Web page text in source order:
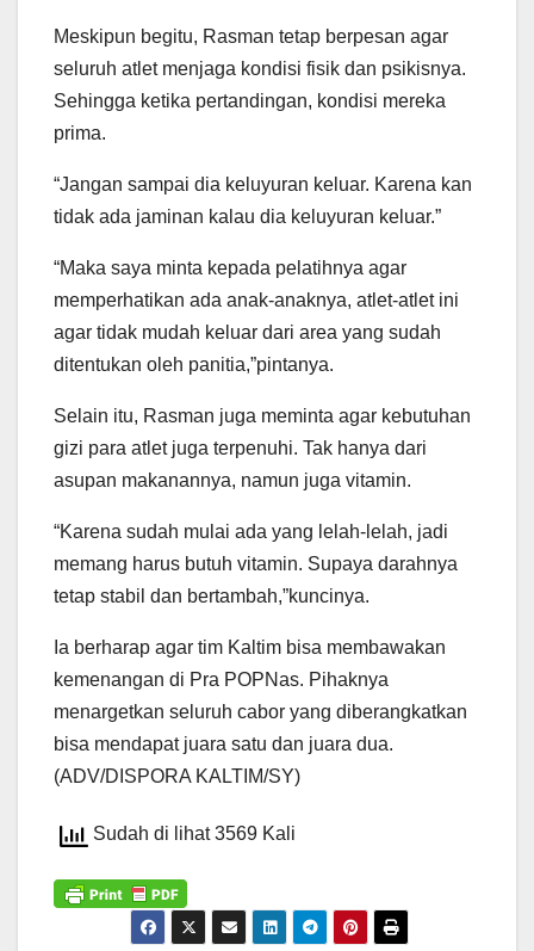
Meskipun begitu, Rasman tetap berpesan agar
seluruh atlet menjaga kondisi fisik dan psikisnya.
Sehingga ketika pertandingan, kondisi mereka
prima.
“Jangan sampai dia keluyuran keluar. Karena kan
tidak ada jaminan kalau dia keluyuran keluar.”
“Maka saya minta kepada pelatihnya agar
memperhatikan ada anak-anaknya, atlet-atlet ini
agar tidak mudah keluar dari area yang sudah
ditentukan oleh panitia,”pintanya.
Selain itu, Rasman juga meminta agar kebutuhan
gizi para atlet juga terpenuhi. Tak hanya dari
asupan makanannya, namun juga vitamin.
“Karena sudah mulai ada yang lelah-lelah, jadi
memang harus butuh vitamin. Supaya darahnya
tetap stabil dan bertambah,”kuncinya.
Ia berharap agar tim Kaltim bisa membawakan
kemenangan di Pra POPNas. Pihaknya
menargetkan seluruh cabor yang diberangkatkan
bisa mendapat juara satu dan juara dua.
(ADV/DISPORA KALTIM/SY)
Sudah di lihat 3569 Kali